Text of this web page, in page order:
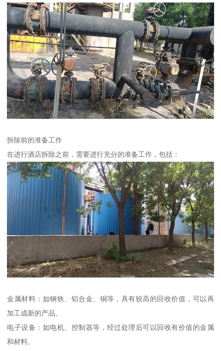
拆除前的准备工作
在进行酒店拆除之前，需要进行充分的准备工作，包括：
金属材料：如钢铁、铝合金、铜等，具有较高的回收价值，可以再
加工成新的产品。
电子设备：如电机、控制器等，经过处理后可以回收有价值的金属
和材料。